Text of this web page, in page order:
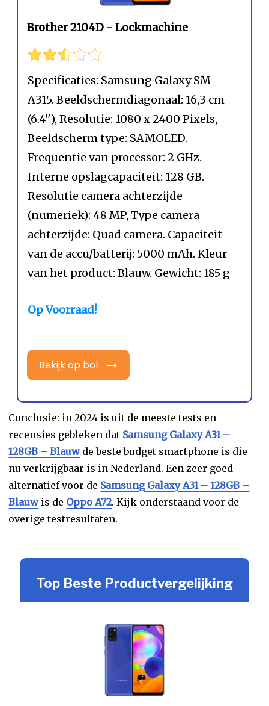
Brother 2104D - Lockmachine
Specificaties: Samsung Galaxy SM-
A315. Beeldschermdiagonaal: 16,3 cm
(6.4''), Resolutie: 1080 x 2400 Pixels,
Beeldscherm type: SAMOLED.
Frequentie van processor: 2 GHz.
Interne opslagcapaciteit: 128 GB.
Resolutie camera achterzijde
(numeriek): 48 MP, Type camera
achterzijde: Quad camera. Capaciteit
van de accu/batterij: 5000 mAh. Kleur
van het product: Blauw. Gewicht: 185 g
Op Voorraad!
Bekijk op bol
Conclusie: in 2024 is uit de meeste tests en
recensies gebleken dat Samsung Galaxy A31 –
128GB – Blauwde beste budget smartphone is die
nu verkrijgbaar is in Nederland. Een zeer goed
alternatief voor de Samsung Galaxy A31 – 128GB –
Blauwis de Oppo A72. Kijk onderstaand voor de
overige testresultaten.
Top Beste Productvergelijking